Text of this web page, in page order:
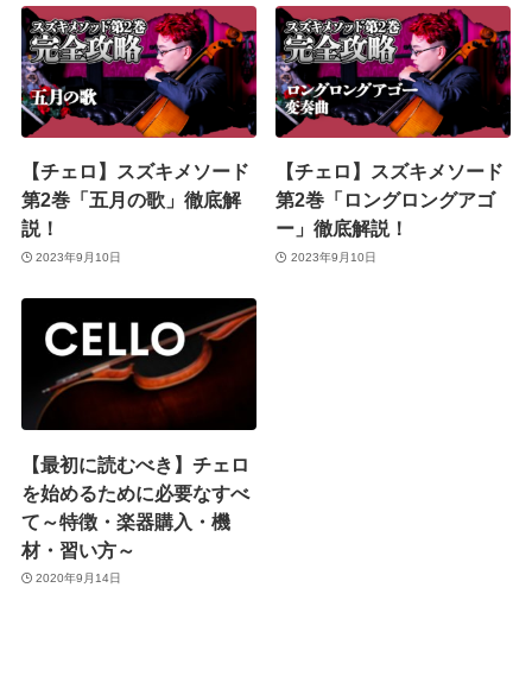
【チェロ】スズキメソード
第2巻「五月の歌」徹底解
説！
2023年9月10日
【チェロ】スズキメソード
第2巻「ロングロングアゴ
ー」徹底解説！
2023年9月10日
【最初に読むべき】チェロ
を始めるために必要なすべ
て～特徴・楽器購入・機
材・習い方～
2020年9月14日